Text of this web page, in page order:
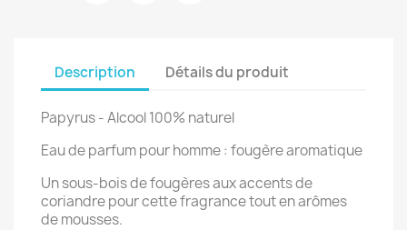
Description Détails du produit
Papyrus- Alcool 100% naturel
Eau de parfum pour homme : fougère aromatique
Un sous-bois de fougères aux accents de
coriandre pour cette fragrance tout en arômes
de mousses.